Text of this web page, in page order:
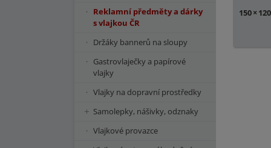
150×
Reklamní předměty a dárky
s vlajkou ČR
Držáky bannerů na sloupy
Gastrovlaječky a papírové
vlajky
Vlajky na dopravní prostředky
Samolepky, nášivky, odznaky
Vlajkové provazce